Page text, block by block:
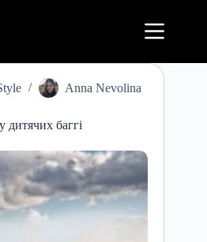
Anna Nevolina
дитячих баггі